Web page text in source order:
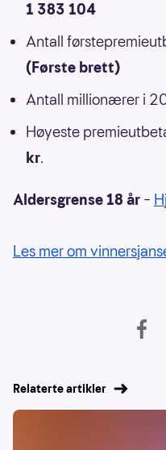
1 383 104
Antall
(Første brett)
Antall millionærer i
Høyeste
kr.
Aldersgrense 18 år –
Les mer om
Relaterte artikler